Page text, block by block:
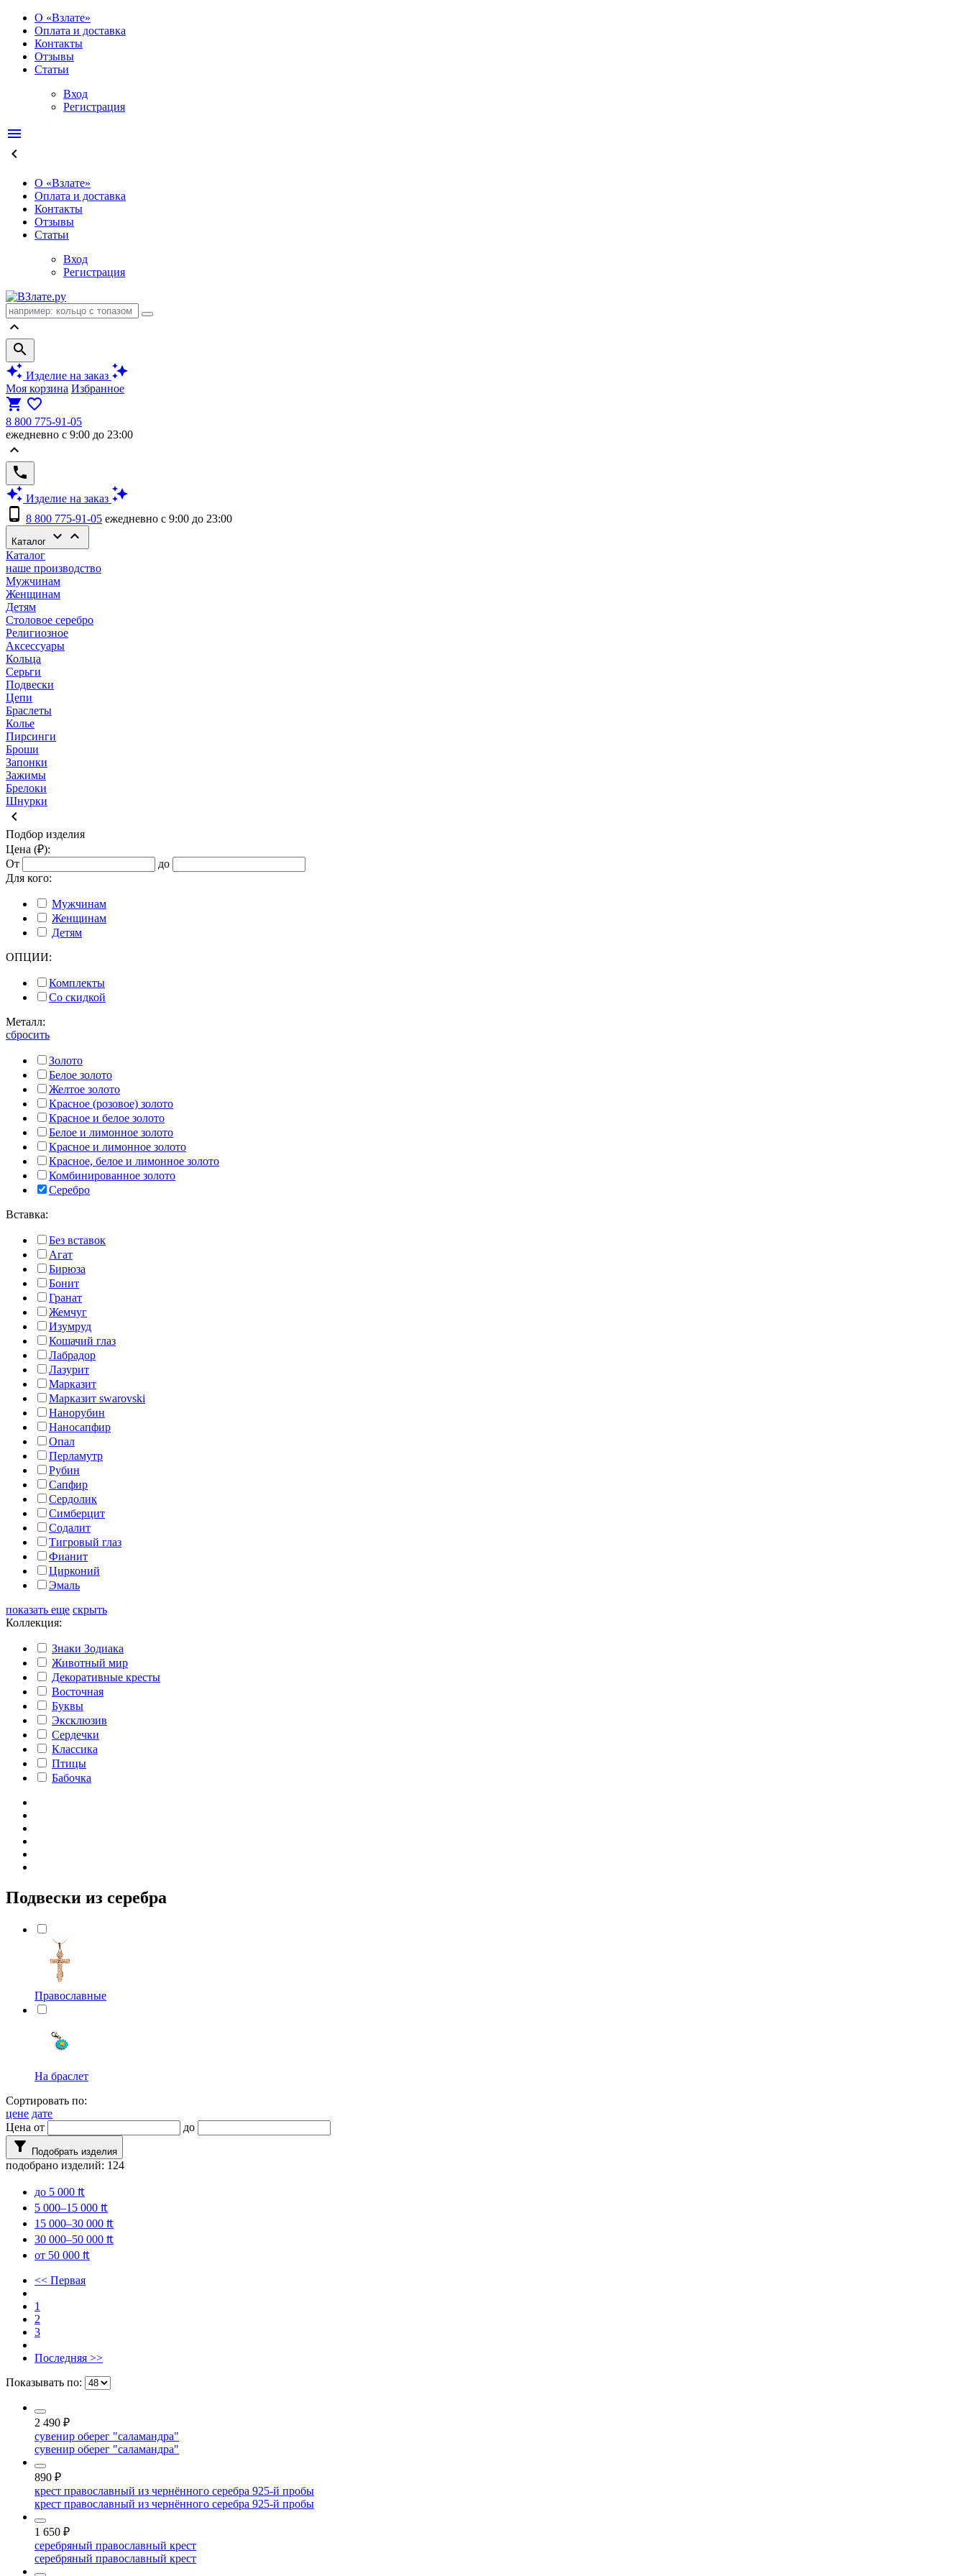
О «Взлате»
Оплата и доставка
Контакты
Отзывы
Статьи
Вход
Регистрация
menu
keyboard_arrow_left
О «Взлате»
Оплата и доставка
Контакты
Отзывы
Статьи
Вход
Регистрация
keyboard_arrow_up
search
auto_awesome Изделие на заказ auto_awesome
Моя корзина Избранное
shopping_cart favorite_border
8 800 775-91-05
ежедневно с 9:00 до 23:00
keyboard_arrow_up
phone
auto_awesome Изделие на заказ auto_awesome
phone_android 8 800 775-91-05 ежедневно с 9:00 до 23:00
Каталог keyboard_arrow_down keyboard_arrow_up
Каталог
наше производство
Мужчинам
Женщинам
Детям
Столовое серебро
Религиозное
Аксессуары
Кольца
Серьги
Подвески
Цепи
Браслеты
Колье
Пирсинги
Броши
Запонки
Зажимы
Брелоки
Шнурки
keyboard_arrow_left
Подбор изделия
Цена (₽):
От
до
Для кого:
Мужчинам
Женщинам
Детям
ОПЦИИ:
Комплекты
Со скидкой
Металл:
сбросить
Золото
Белое золото
Желтое золото
Красное (розовое) золото
Красное и белое золото
Белое и лимонное золото
Красное и лимонное золото
Красное, белое и лимонное золото
Комбинированное золото
Серебро
Вставка:
Без вставок
Агат
Бирюза
Бонит
Гранат
Жемчуг
Изумруд
Кошачий глаз
Лабрадор
Лазурит
Марказит
Марказит swarovski
Нанорубин
Наносапфир
Опал
Перламутр
Рубин
Сапфир
Сердолик
Симберцит
Содалит
Тигровый глаз
Фианит
Цирконий
Эмаль
показать еще скрыть
Коллекция:
Знаки Зодиака
Животный мир
Декоративные кресты
Восточная
Буквы
Эксклюзив
Сердечки
Классика
Птицы
Бабочка
Подвески из серебра
Православные
На браслет
Сортировать по:
цене дате
Цена от
до
filter_alt Подобрать изделия
подобрано изделий: 124
до 5 000 ₶
5 000–15 000 ₶
15 000–30 000 ₶
30 000–50 000 ₶
от 50 000 ₶
<< Первая
1
2
3
Последняя >>
Показывать по:
2 490 ₽
сувенир оберег "саламандра"
сувенир оберег "саламандра"
890 ₽
крест православный из чернённого серебра 925-й пробы
крест православный из чернённого серебра 925-й пробы
1 650 ₽
серебряный православный крест
серебряный православный крест